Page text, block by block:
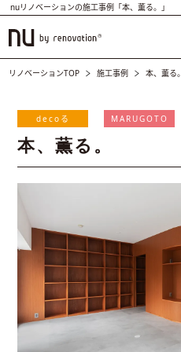
nuリノベーションの施工事例「本、薫る。」
リノベーションTOP 施工事例 本、薫る。
decoる MARUGOTO
本、薫る。